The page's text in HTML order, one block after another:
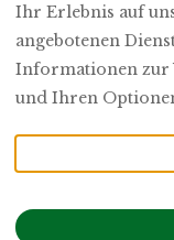
Deutsch
Ihr Erlebnis auf
angebotenen
Informationen zur
und Ihren